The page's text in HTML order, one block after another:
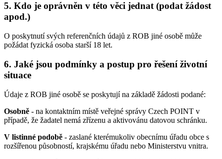
5. Kdo je oprávněn v této věci jednat (podat žádost
apod.)
O poskytnutí svých referenčních údajů z ROB jiné osobě může
požádat fyzická osoba starší 18 let.
6. Jaké jsou podmínky a postup pro řešení životní
situace
Údaje z ROB jiné osobě se poskytují na základě žádosti podané:
Osobně - na kontaktním místě veřejné správy Czech POINT v
případě, že žadatel nemá zřízenu a aktivovánu datovou schránku.
V listinné podobě - zaslané kterémukoliv obecnímu úřadu obce s
rozšířenou působností, krajskému úřadu nebo Ministerstvu vnitra.